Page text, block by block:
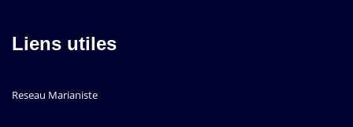
Liens utiles
Reseau Marianiste